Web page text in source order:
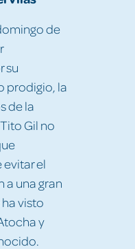
de
su
prodigio, la
de la
Gil no
el
una gran
visto
y